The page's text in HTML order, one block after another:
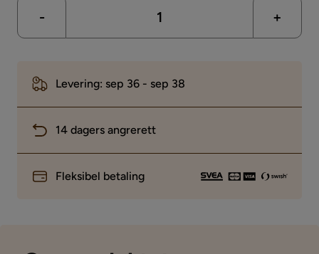
- +
Levering: sep 36 - sep 38
14 dagers angrerett
Fleksibel betaling